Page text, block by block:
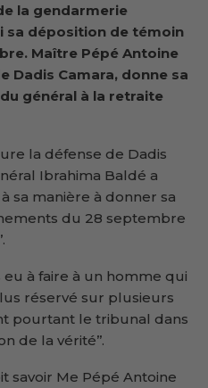
la gendarmerie
sa déposition de témoin
Maître Pépé Antoine
Dadis Camara, donne sa
général à la retraite
la défense de Dadis
Ibrahima Baldé a
sa manière à donner sa
du 28 septembre
eu à faire à un homme qui
réservé sur plusieurs
pourtant le tribunal dans
de la vérité’’.
savoir Me Pépé Antoine